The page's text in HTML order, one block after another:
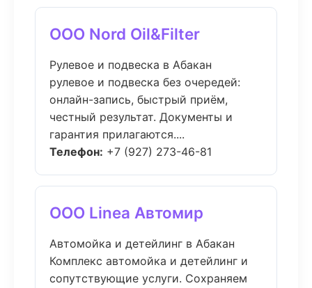
ООО Nord Oil&Filter
Рулевое и подвеска в Абакан
рулевое и подвеска без очередей:
онлайн-запись, быстрый приём,
честный результат. Документы и
гарантия прилагаются....
Телефон: +7 (927) 273-46-81
ООО Linea Автомир
Автомойка и детейлинг в Абакан
Комплекс автомойка и детейлинг и
сопутствующие услуги. Сохраняем